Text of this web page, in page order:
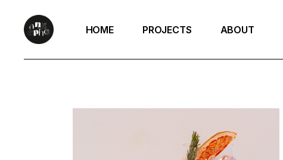
content
HOME PROJECTS ABOUT